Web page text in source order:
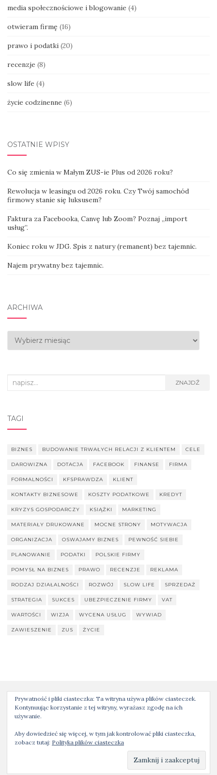
media społecznościowe i blogowanie (4)
otwieram firmę (16)
prawo i podatki (20)
recenzje (8)
slow life (4)
życie codzinenne (6)
OSTATNIE WPISY
Co się zmienia w Małym ZUS-ie Plus od 2026 roku?
Rewolucja w leasingu od 2026 roku. Czy Twój samochód
firmowy stanie się luksusem?
Faktura za Facebooka, Canvę lub Zoom? Poznaj „import
usług”.
Koniec roku w JDG. Spis z natury (remanent) bez tajemnic.
Najem prywatny bez tajemnic.
ARCHIWA
Archiwa
Search
ZNAJDŹ
TAGI
BIZNES BUDOWANIE TRWAŁYCH RELACJI Z KLIENTEM CELE
DAROWIZNA DOTACJA FACEBOOK FINANSE FIRMA
FORMALNOŚCI KFSPRAWDZA KLIENT
KONTAKTY BIZNESOWE KOSZTY PODATKOWE KREDYT
KRYZYS GOSPODARCZY KSIĄŻKI MARKETING
MATERIAŁY DRUKOWANE MOCNE STRONY MOTYWACJA
ORGANIZACJA OSWAJAMY BIZNES PEWNOŚĆ SIEBIE
PLANOWANIE PODATKI POLSKIE FIRMY
POMYSŁ NA BIZNES PRAWO RECENZJE REKLAMA
RODZAJ DZIAŁALNOŚCI ROZWÓJ SLOW LIFE SPRZEDAŻ
STRATEGIA SUKCES UBEZPIECZENIE FIRMY VAT
WARTOŚCI WIZJA WYCENA USŁUG WYWIAD
ZAWIESZENIE ZUS ŻYCIE
Prywatność i pliki ciasteczka: Ta witryna używa plików ciasteczek.
Kontynuując korzystanie z tej witryny, wyrażasz zgodę na ich
używanie.
Aby dowiedzieć się więcej, w tym jak kontrolować pliki ciasteczka,
zobacz tutaj: Polityka plików ciasteczka
Wszystkie treści są mojego autorstwa (chyba, że zaznaczono inaczej) i
powielaj bez mojej zgody. Temat stworzony przez Colorlib
Napędzany
WordPress